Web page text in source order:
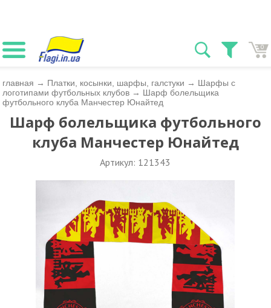
0
главная → Платки, косынки, шарфы, галстуки → Шарфы с
логотипами футбольных клубов → Шарф болельщика
футбольного клуба Манчестер Юнайтед
Шарф болельщика футбольного
клуба Манчестер Юнайтед
Артикул: 121343